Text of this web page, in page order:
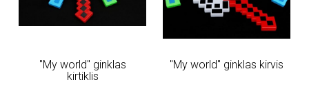
"My world" ginklas
kirtiklis
"My world" ginklas kirvis